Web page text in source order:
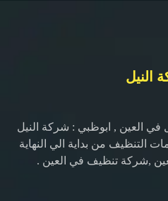
النيل
العين , ابوظبي : شركة النيل
التنظيف من بداية الي النهاية
,شركة تنظيف في العين .